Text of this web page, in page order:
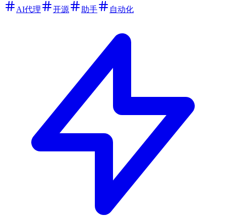
AI代理 开源 助手 自动化